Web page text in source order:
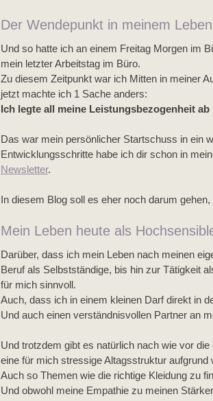
Der Wendepunkt in meinem Leben
Und so hatte ich an einem Freitag Morgen im
mein letzter Arbeitstag im Büro.
Zu diesem Zeitpunkt war ich Mitten in meiner
jetzt machte ich 1 Sache anders:
Ich legte all meine Leistungsbezogenheit
Das war mein persönlicher Startschuss in ein
Entwicklungsschritte habe ich dir schon in
Newsletter.
In diesem Blog soll es eher noch darum
Mein Leben heute als
Darüber, dass ich mein Leben nach meinen
Beruf als Selbstständige, bis hin zur Tätigkeit
für mich sinnvoll.
Auch, dass ich in einem kleinen Darf direkt in
Und auch einen verständnisvollen Partner an
Und trotzdem gibt es natürlich nach wie vor
eine für mich stressige Altagsstruktur
Auch so Themen wie die richtige Kleidung zu
Und obwohl meine Empathie zu meinen